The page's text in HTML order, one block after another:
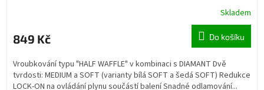
Skladem
849 Kč Do košíku
Vroubkování typu "HALF WAFFLE" v kombinaci s DIAMANT Dvě
tvrdosti: MEDIUM a SOFT (varianty bílá SOFT a šedá SOFT) Redukce
LOCK-ON na ovládání plynu součástí balení Snadné odlamování...